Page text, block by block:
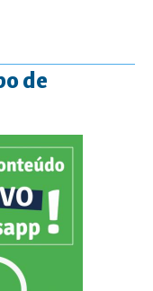
de